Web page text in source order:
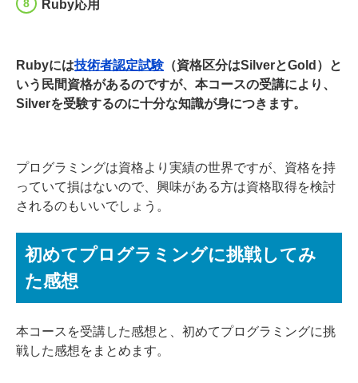
Ruby応用
Rubyには技術者認定試験（資格区分はSilverとGold）と
いう民間資格があるのですが、 本コースの受講により、
Silverを受験するのに十分な知識が身につきます。
プログラミングは資格より実績の世界ですが、資格を持
っていて損はないので、興味がある方は資格取得を検討
されるのもいいでしょう。
初めてプログラミングに挑戦してみ
た感想
本コースを受講した感想と、初めてプログラミングに挑
戦した感想をまとめます。